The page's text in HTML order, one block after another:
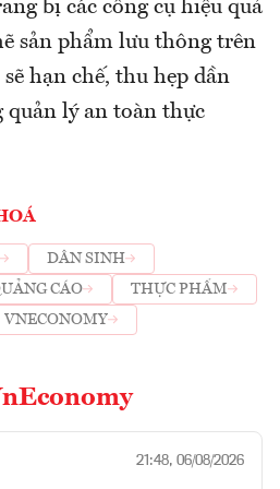
bị các công cụ hiệu quả
sản phẩm lưu thông trên
hạn chế, thu hẹp dần
quản lý an toàn thực
DÂN SINH
CÁO
THỰC PHẨM
VNECONOMY
21:48, 06/08/2026